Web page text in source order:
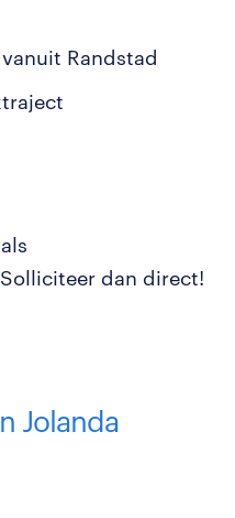
Randstad
dan direct!
Jolanda